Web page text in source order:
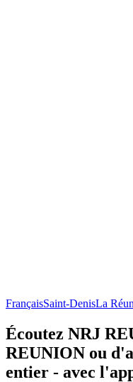
FrançaisSaint-DenisLa
Écoutez NRJ
REUNION ou
entier - avec